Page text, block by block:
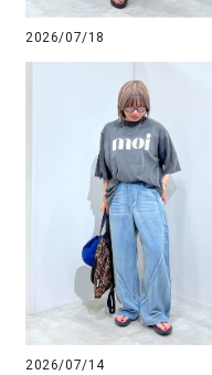
2026/07/18
2026/07/14